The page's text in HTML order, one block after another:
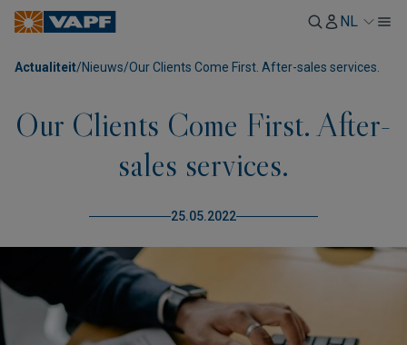
NL
Actualiteit/Nieuws/Our Clients Come First. After-sales services.
Our Clients Come First. After-
sales services.
25.05.2022